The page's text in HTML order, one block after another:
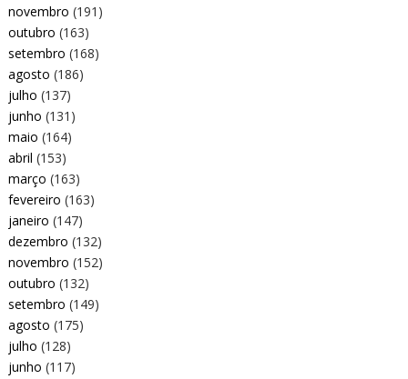
novembro (191)
outubro (163)
setembro (168)
agosto (186)
julho (137)
junho (131)
maio (164)
abril (153)
março (163)
fevereiro (163)
janeiro (147)
dezembro (132)
novembro (152)
outubro (132)
setembro (149)
agosto (175)
julho (128)
junho (117)